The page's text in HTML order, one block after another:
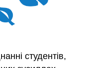
студентів,